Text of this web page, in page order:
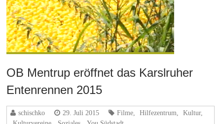
OB Mentrup eröffnet das Karslruher
Entenrennen 2015
schischko 29. Juli 2015 Filme Hilfezentrum Kultur,